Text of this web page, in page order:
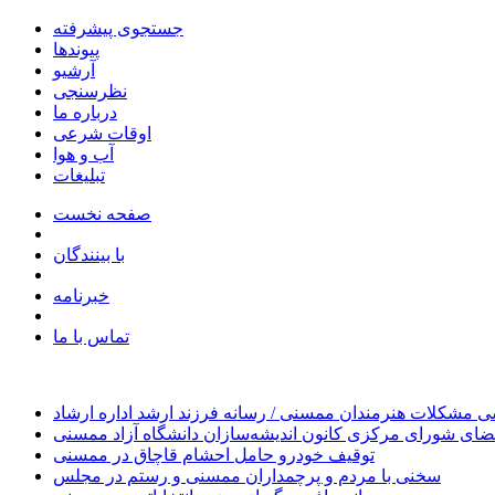
جستجوی پیشرفته
پیوندها
آرشیو
نظرسنجی
درباره ما
اوقات شرعی
آب و هوا
تبلیغات
صفحه نخست
با بینندگان
خبرنامه
تماس با ما
مشکلات هنرمندان ممسنی / رسانه فرزند ارشد اداره ارشاد
شورای مرکزی کانون اندیشه‌سازان دانشگاه آزاد ممسنی
توقیف خودرو حامل احشام قاچاق در ممسنی
سخنی با مردم و پرچمداران ممسنی و رستم در مجلس